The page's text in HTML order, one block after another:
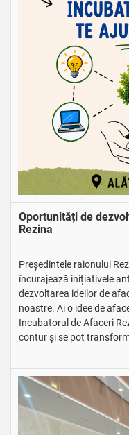
Oportunități de
Rezina
Președintele raionului
încurajează inițiativele
dezvoltarea ideilor de
noastre. Ai o idee de
Incubatorul de Afaceri
contur și se pot